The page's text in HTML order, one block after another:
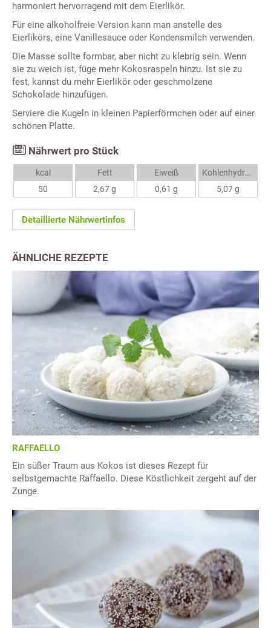
harmoniert hervorragend mit dem Eierlikör.
Für eine alkoholfreie Version kann man anstelle des
Eierlikörs, eine Vanillesauce oder Kondensmilch verwenden.
Die Masse sollte formbar, aber nicht zu klebrig sein. Wenn
sie zu weich ist, füge mehr Kokosraspeln hinzu. Ist sie zu
fest, kannst du mehr Eierlikör oder geschmolzene
Schokolade hinzufügen.
Serviere die Kugeln in kleinen Papierförmchen oder auf einer
schönen Platte.
Nährwert pro Stück
kcal
50
Fett
2,67 g
Eiweiß
0,61 g
Kohlenhydrate
5,07 g
Detaillierte Nährwertinfos
ÄHNLICHE REZEPTE
RAFFAELLO
Ein süßer Traum aus Kokos ist dieses Rezept für
selbstgemachte Raffaello. Diese Köstlichkeit zergeht auf der
Zunge.